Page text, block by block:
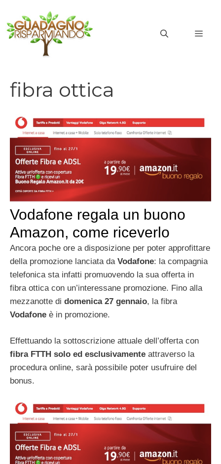
contenuto
fibra ottica
fibra ottica
Vodafone regala un buono
Amazon, come riceverlo
Ancora poche ore a disposizione per poter approfittare
della promozione lanciata da Vodafone: la compagnia
telefonica sta infatti promuovendo la sua offerta in
fibra ottica con un’interessane promozione. Fino alla
mezzanotte di domenica 27 gennaio, la fibra
Vodafone è in promozione.
Effettuando la sottoscrizione attuale dell’offerta con
fibra FTTH solo ed esclusivamente attraverso la
procedura online, sarà possibile poter usufruire del
bonus.